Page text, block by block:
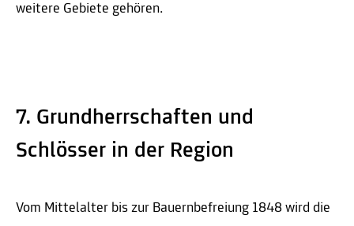
weitere Gebiete gehören.
7. Grundherrschaften und
Schlösser in der Region
Vom Mittelalter bis zur Bauernbefreiung 1848 wird die